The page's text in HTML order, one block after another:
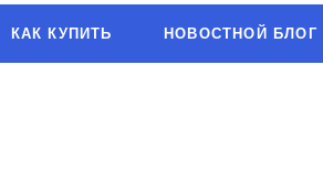
КАК КУПИТЬ НОВОСТНОЙ БЛОГ